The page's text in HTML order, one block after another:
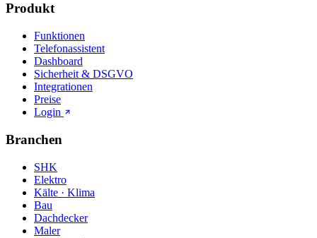
Produkt
Funktionen
Telefonassistent
Dashboard
Sicherheit & DSGVO
Integrationen
Preise
Login
Branchen
SHK
Elektro
Kälte · Klima
Bau
Dachdecker
Maler